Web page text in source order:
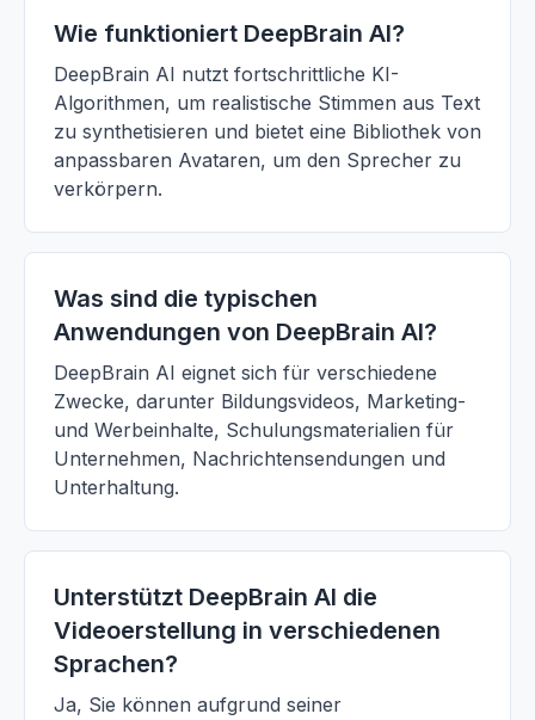
Wie funktioniert DeepBrain AI?
DeepBrain AI nutzt fortschrittliche KI-
Algorithmen, um realistische Stimmen aus Text
zu synthetisieren und bietet eine Bibliothek von
anpassbaren Avataren, um den Sprecher zu
verkörpern.
Was sind die typischen
Anwendungen von DeepBrain AI?
DeepBrain AI eignet sich für verschiedene
Zwecke, darunter Bildungsvideos, Marketing-
und Werbeinhalte, Schulungsmaterialien für
Unternehmen, Nachrichtensendungen und
Unterhaltung.
Unterstützt DeepBrain AI die
Videoerstellung in verschiedenen
Sprachen?
Ja, Sie können aufgrund seiner